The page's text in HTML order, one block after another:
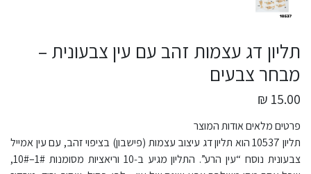
תליון דג עצמות זהב עם עין צבעונית –
מבחר צבעים
15.00 ₪
פרטים מלאים אודות המוצר
תליון 10537 הוא תליון דג עיצוב עצמות (פישבון) בציפוי זהב, עם עין אמייל
צבעונית נוסח “עין הרע”. התליון מגיע ב‑10 וריאציות מסומנות 1#–10#,